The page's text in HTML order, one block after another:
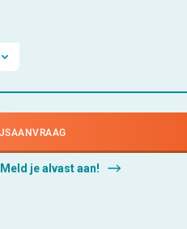
Meld je alvast aan!